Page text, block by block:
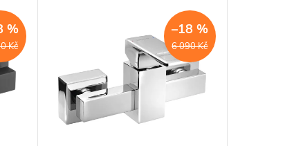
Kč
%
6 090 Kč
–18 %